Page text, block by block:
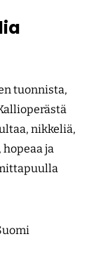
tuonnista,
nikkeliä,
ja